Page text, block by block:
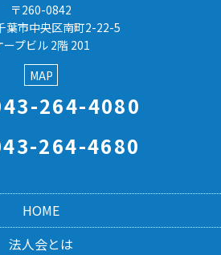
〒260-0842
葉市中央区南町2-22-5
ープビル 2階 201
MAP
264-4080
264-4680
HOME
法人会とは